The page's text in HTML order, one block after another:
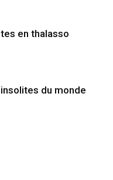
en thalasso
du monde